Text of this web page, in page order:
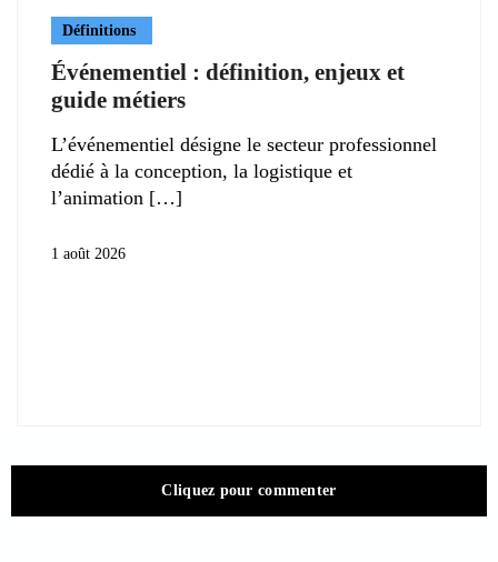
Définitions
Événementiel : définition, enjeux et
guide métiers
L’événementiel désigne le secteur professionnel
dédié à la conception, la logistique et
l’animation
1 août 2026
Cliquez pour commenter